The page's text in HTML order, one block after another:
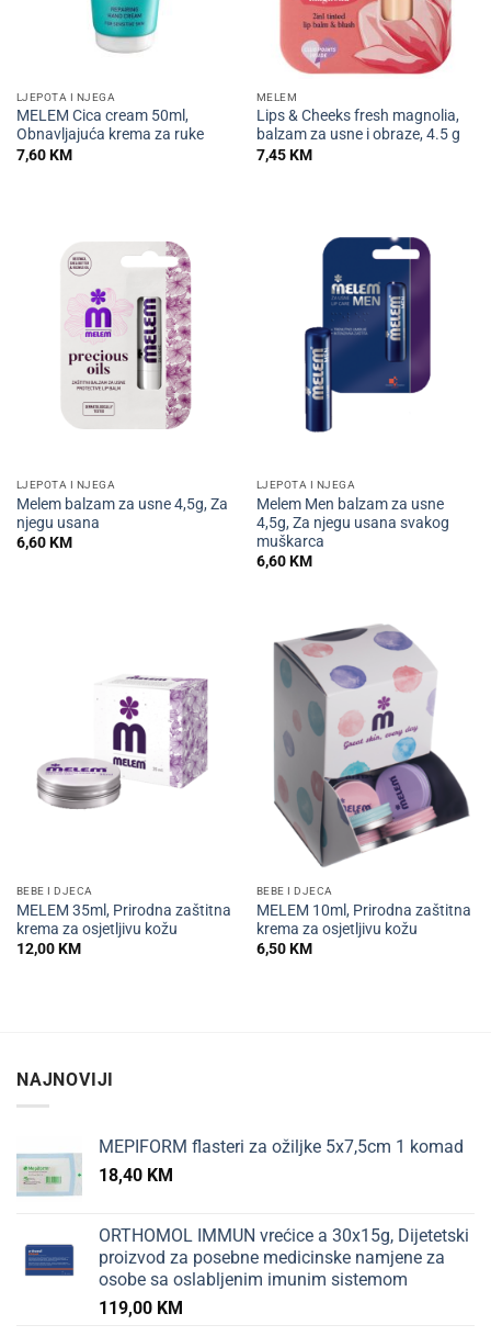
LJEPOTA I NJEGA
MELEM Cica cream 50ml,
Obnavljajuća krema za ruke
7,60KM
MELEM
Lips & Cheeks fresh magnolia,
balzam za usne i obraze, 4.5 g
7,45KM
LJEPOTA I NJEGA
Melem balzam za usne 4,5g, Za
njegu usana
6,60KM
LJEPOTA I NJEGA
Melem Men balzam za usne
4,5g, Za njegu usana svakog
muškarca
6,60KM
BEBE I DJECA
MELEM 35ml, Prirodna zaštitna
krema za osjetljivu kožu
12,00KM
BEBE I DJECA
MELEM 10ml, Prirodna zaštitna
krema za osjetljivu kožu
6,50KM
NAJNOVIJI
MEPIFORM flasteri za ožiljke 5x7,5cm 1 komad
18,40 KM
ORTHOMOL IMMUN vrećice a 30x15g, Dijetetski
proizvod za posebne medicinske namjene za
osobe sa oslabljenim imunim sistemom
119,00 KM